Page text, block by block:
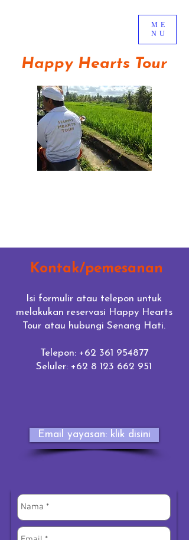
ME
NU
Happy Hearts Tour
Kontak/pemesanan
Isi formulir atau telepon untuk
melakukan reservasi Happy Hearts
Tour atau hubungi Senang Hati.
Telepon: +62 361 954877
Seluler: +62 8 123 662 951
Email yayasan: klik disini